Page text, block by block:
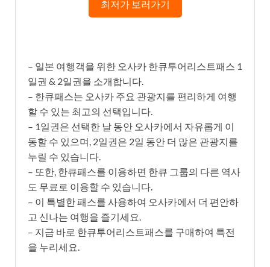
최저가 보러가기
– 일본 여행객을 위한 오사카 한큐투어리스트패스 1
일권 & 2일권을 소개합니다.
– 한큐패스는 오사카 주요 관광지를 편리하게 여행
할 수 있는 최고의 선택입니다.
– 1일권은 선택한 날 동안 오사카에서 자유롭게 이
동할 수 있으며, 2일권은 2일 동안 더 많은 관광지를
누릴 수 있습니다.
– 또한, 한큐패스를 이용하면 한큐 그룹의 다른 역사
도 무료로 이용할 수 있습니다.
– 이 특별한 패스를 사용하여 오사카에서 더 편안하
고 신나는 여행을 즐기세요.
– 지금 바로 한큐투어리스트패스를 구매하여 특전
을 누리세요.